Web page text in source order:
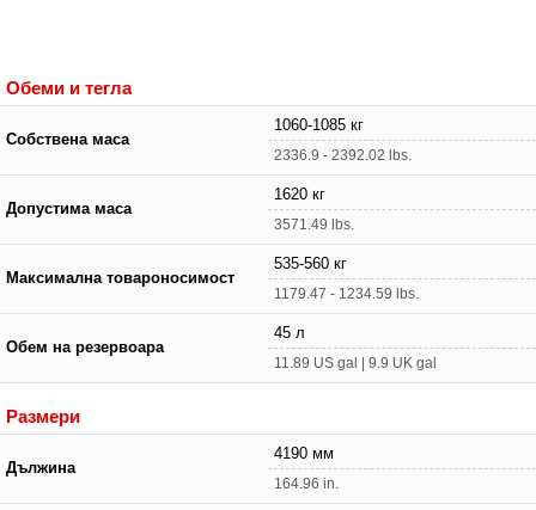
Обеми и тегла
Собствена маса
1060-1085 кг
2336.9 - 2392.02 lbs.
Допустима маса
1620 кг
3571.49 lbs.
Максимална товароносимост
535-560 кг
1179.47 - 1234.59 lbs.
Обем на резервоара
45 л
11.89 US gal | 9.9 UK gal
Размери
Дължина
4190 мм
164.96 in.